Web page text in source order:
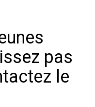
pas
le